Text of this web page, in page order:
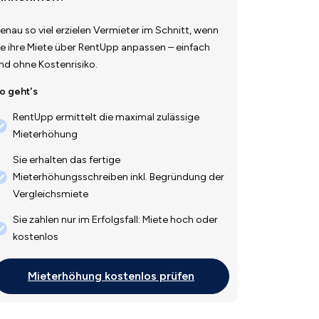
so viel erzielen Vermieter im Schnitt, wenn
ihre Miete über RentUpp anpassen – einfach
ohne Kostenrisiko.
geht's
RentUpp ermittelt die maximal zulässige
Mieterhöhung
Sie erhalten das fertige
Mieterhöhungsschreiben inkl. Begründung der
Vergleichsmiete
Sie zahlen nur im Erfolgsfall: Miete hoch oder
kostenlos
Mieterhöhung kostenlos prüfen